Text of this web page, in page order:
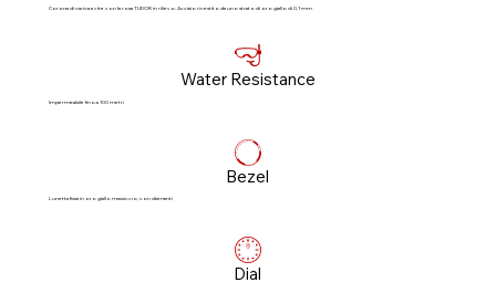
Corona di carica a vite con la rosa TUDOR in rilievo. Acciaio rivestito da uno strato di oro giallo di 0,1 mm
Water Resistance
Impermeabile fino a 100 metri
Bezel
Lunetta fissa in oro giallo massiccio, con diamanti
Dial